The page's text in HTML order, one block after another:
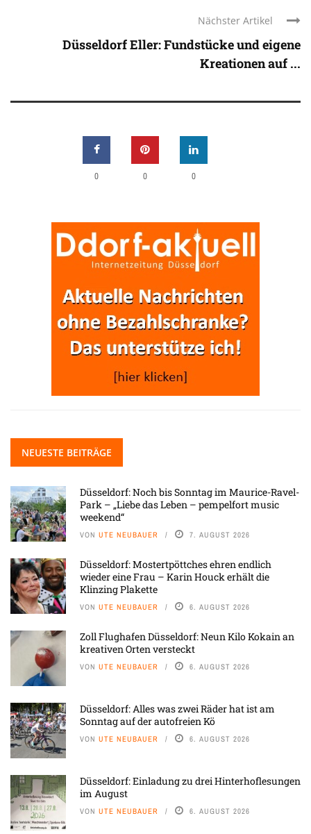
Nächster Artikel
Düsseldorf Eller: Fundstücke und eigene
Kreationen auf ...
0 0 0
NEUESTE BEITRÄGE
Düsseldorf: Noch bis Sonntag im Maurice-Ravel-
Park – „Liebe das Leben – pempelfort music
weekend“
VON UTE NEUBAUER 7. AUGUST 2026
Düsseldorf: Mostertpöttches ehren endlich
wieder eine Frau – Karin Houck erhält die
Klinzing Plakette
VON UTE NEUBAUER 6. AUGUST 2026
Zoll Flughafen Düsseldorf: Neun Kilo Kokain an
kreativen Orten versteckt
VON UTE NEUBAUER 6. AUGUST 2026
Düsseldorf: Alles was zwei Räder hat ist am
Sonntag auf der autofreien Kö
VON UTE NEUBAUER 6. AUGUST 2026
Düsseldorf: Einladung zu drei Hinterhoflesungen
im August
VON UTE NEUBAUER 6. AUGUST 2026